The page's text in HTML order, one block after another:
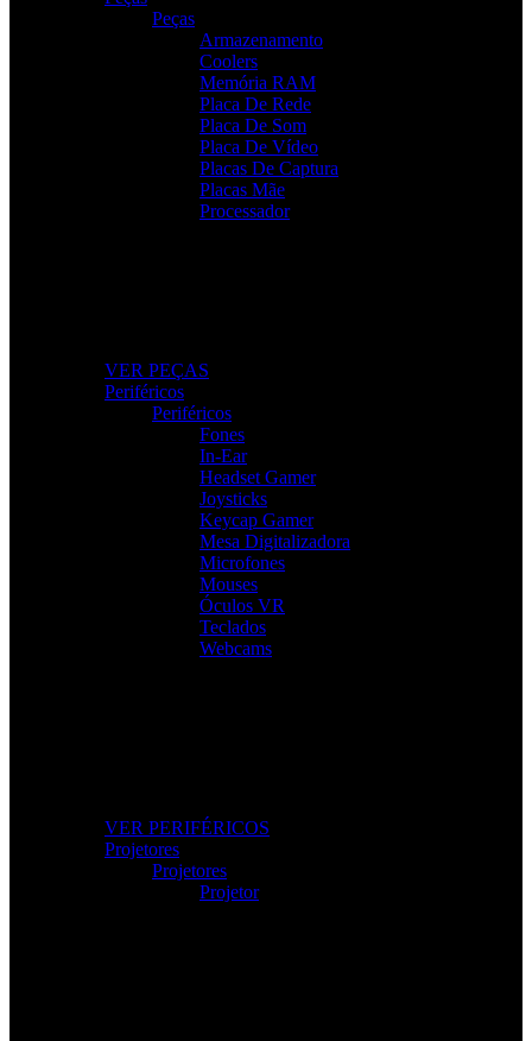
Peças
Armazenamento
Coolers
Memória RAM
Placa De Rede
Placa De Som
Placa De Vídeo
Placas De Captura
Placas Mãe
Processador
VER PEÇAS
Periféricos
Periféricos
Fones
In-Ear
Headset Gamer
Joysticks
Keycap Gamer
Mesa Digitalizadora
Microfones
Mouses
Óculos VR
Teclados
Webcams
VER PERIFÉRICOS
Projetores
Projetores
Projetor